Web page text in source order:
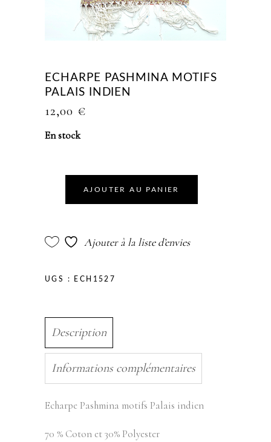
ECHARPE PASHMINA MOTIFS
PALAIS INDIEN
12,00 €
En stock
AJOUTER AU PANIER
Ajouter à la liste d’envies
UGS : ECH1527
Description
Informations complémentaires
Echarpe Pashmina motifs Palais indien
70 % Coton et 30% Polyester